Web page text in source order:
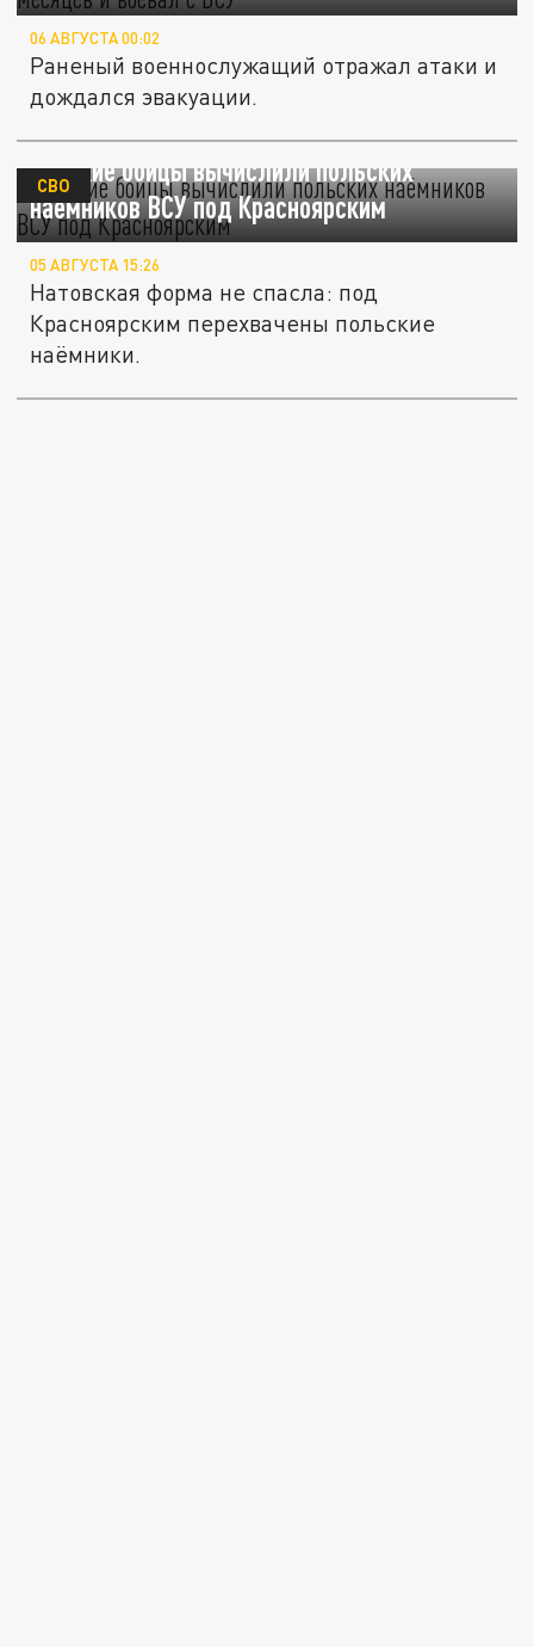
06 АВГУСТА 00:02
Раненый военнослужащий отражал атаки и
дождался эвакуации.
Русские бойцы вычислили польских
наёмников ВСУ под Красноярским
СВО
05 АВГУСТА 15:26
Натовская форма не спасла: под
Красноярским перехвачены польские
наёмники.